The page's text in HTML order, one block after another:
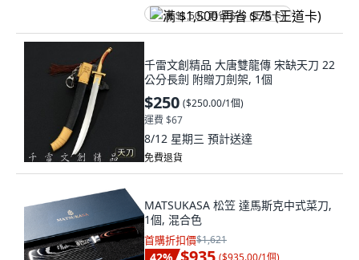
满 $1,500 再省 $75 (王道卡)
千雷文創精品 大唐雙龍傳 宋缺天刀 22
公分長劍 附贈刀劍架, 1個
$250 ($250.00/1個)
運費 $67
8/12 星期三 預計送達
免費退貨
MATSUKASA 松笠 達馬斯克中式菜刀,
1個, 混合色
首購折扣價$1,621
($935.00/1個)